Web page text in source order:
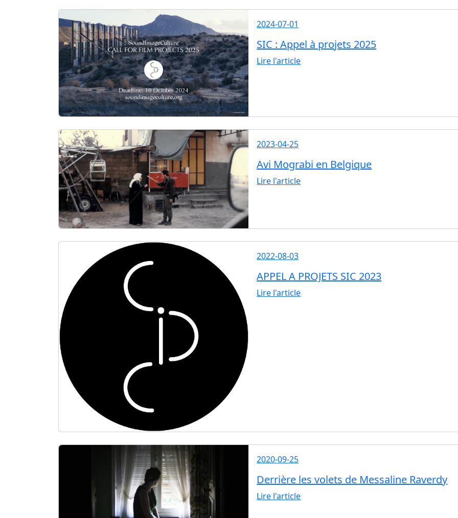
2024-07-01
SIC : Appel à projets 2025
Lire l'article
2023-04-25
Avi Mograbi en Belgique
Lire l'article
2022-08-03
APPEL A PROJETS SIC 2023
Lire l'article
2020-09-25
Derrière les volets de Messaline Raverdy
Lire l'article